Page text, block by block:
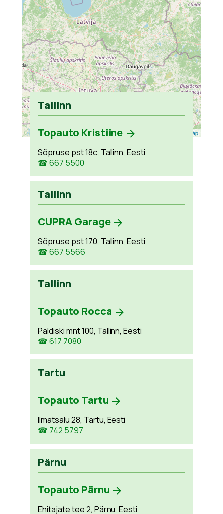
Leaflet OpenStreetMap
Tallinn
Topauto Kristiine
Sõpruse pst 18c, Tallinn, Eesti
☎ 667 5500
Tallinn
CUPRA Garage
Sõpruse pst 170, Tallinn, Eesti
☎ 667 5566
Tallinn
Topauto Rocca
Paldiski mnt 100, Tallinn, Eesti
☎ 617 7080
Tartu
Topauto Tartu
Ilmatsalu 28, Tartu, Eesti
☎ 742 5797
Pärnu
Topauto Pärnu
Ehitajate tee 2, Pärnu, Eesti